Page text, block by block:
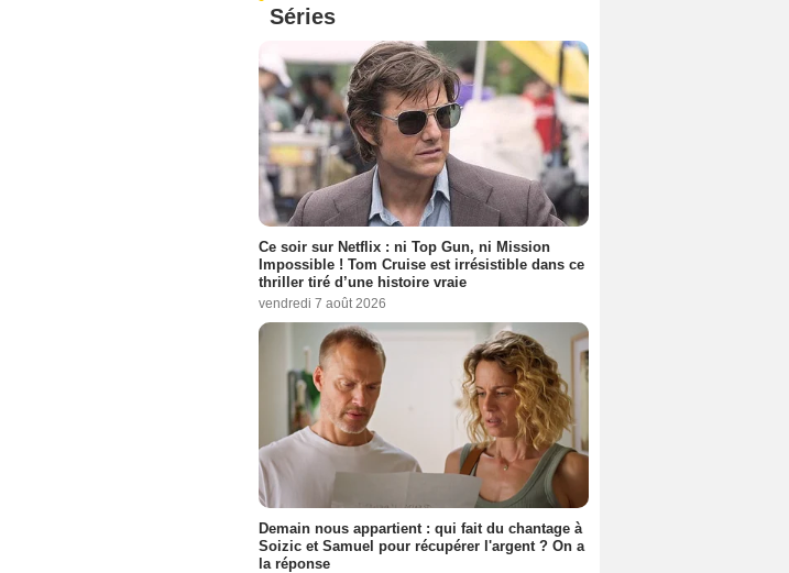
Séries
Ce soir sur Netflix : ni Top Gun, ni Mission
Impossible ! Tom Cruise est irrésistible dans ce
thriller tiré d’une histoire vraie
vendredi 7 août 2026
Demain nous appartient : qui fait du chantage à
Soizic et Samuel pour récupérer l'argent ? On a
la réponse